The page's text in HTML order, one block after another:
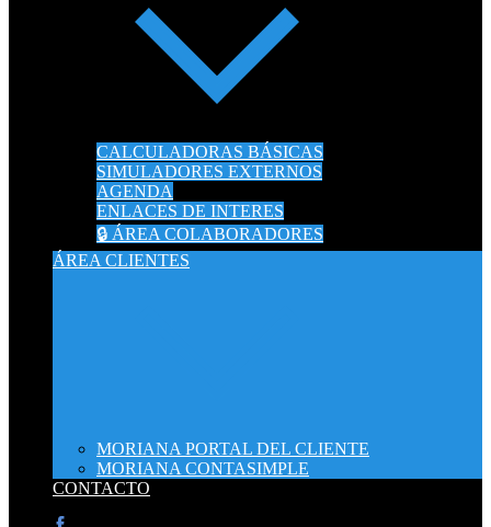
CALCULADORAS BÁSICAS
SIMULADORES EXTERNOS
AGENDA
ENLACES DE INTERES
🔒 ÁREA COLABORADORES
ÁREA CLIENTES
MORIANA PORTAL DEL CLIENTE
MORIANA CONTASIMPLE
CONTACTO